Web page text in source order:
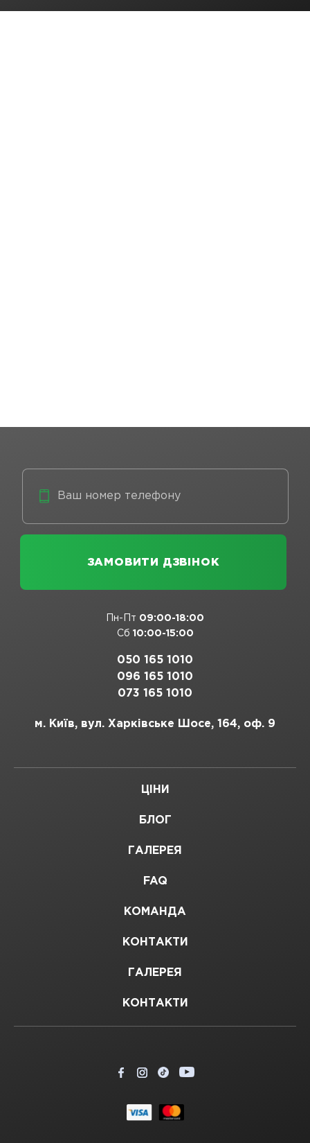
Пн-Пт 09:00-18:00
Сб 10:00-15:00
050 165 1010
096 165 1010
073 165 1010
м. Київ, вул. Харківське Шосе, 164, оф. 9
ЦІНИ
БЛОГ
ГАЛЕРЕЯ
FAQ
КОМАНДА
КОНТАКТИ
ГАЛЕРЕЯ
КОНТАКТИ